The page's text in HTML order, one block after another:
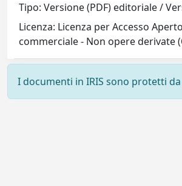
Tipo: Versione (PDF) editoriale /
Licenza: Licenza per Accesso
commerciale - Non opere derivate
I documenti in IRIS sono protetti